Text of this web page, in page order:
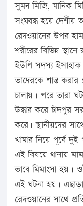
সুমন মিজি, মানিক
সংঘবদ্ধ হয়ে দেশীয়
রেদওয়ানের উপর
শরীরের বিভিন্ন
ইউপি সদস্য
তাদেরকে শান্ত
চালায়। পরে তারা
উদ্ধার করে চাঁদপুর
করে। স্থানীয়দের
খামার নিয়ে পূর্বে
এই বিষয়ে থানায়
ভাবে মিমাংসা হয়।
এই ঘটনা হয়।
রেদওয়ানের সাথে